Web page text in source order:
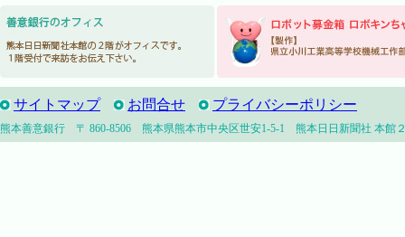
サイトマップ お問合せ プライバシーポリシー
熊本善意銀行 〒 860-8506 熊本県熊本市中央区世安1-5-1 熊本日日新聞社 本館